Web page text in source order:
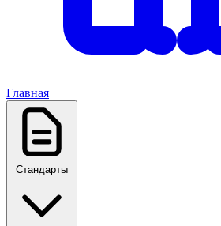
Главная
Стандарты